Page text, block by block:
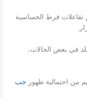
تفاعلات فرط الحساسية
في بعض الحالات،
من احتمالية ظهور حب